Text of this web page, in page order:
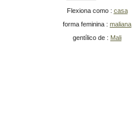
Flexiona como : casa
forma feminina : maliana
gentílico de : Mali